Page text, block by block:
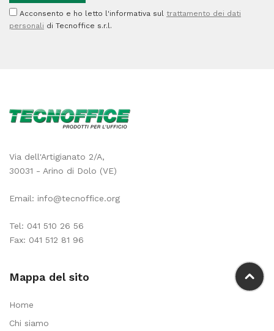
Acconsento e ho letto l'informativa sul trattamento dei dati
personali di Tecnoffice s.r.l.
Via dell'Artigianato 2/A,
30031 - Arino di Dolo (VE)
Email: info@tecnoffice.org
Tel: 041 510 26 56
Fax: 041 512 81 96
Mappa del sito
Home
Chi siamo